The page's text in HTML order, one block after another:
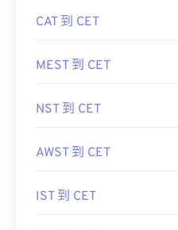
CAT 到 CET
MEST 到 CET
NST 到 CET
AWST 到 CET
IST 到 CET